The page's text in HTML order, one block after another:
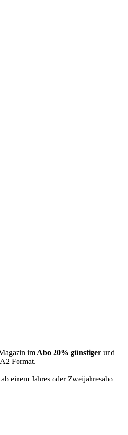
im Abo 20% günstiger und
Format.
einem Jahres oder Zweijahresabo.